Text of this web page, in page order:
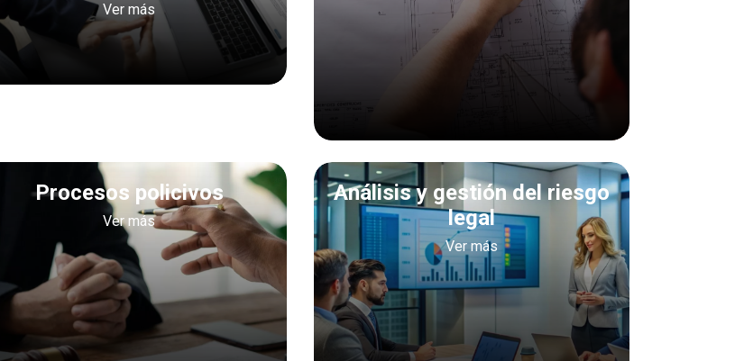
Ver más
Procesos policivos
Ver más
Análisis y gestión del riesgo
legal
Ver más